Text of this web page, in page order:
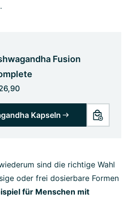
Fusion
Kapseln
sind die richtige Wahl
oder frei dosierbare Formen
für Menschen mit